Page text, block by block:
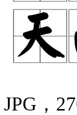
JPG，